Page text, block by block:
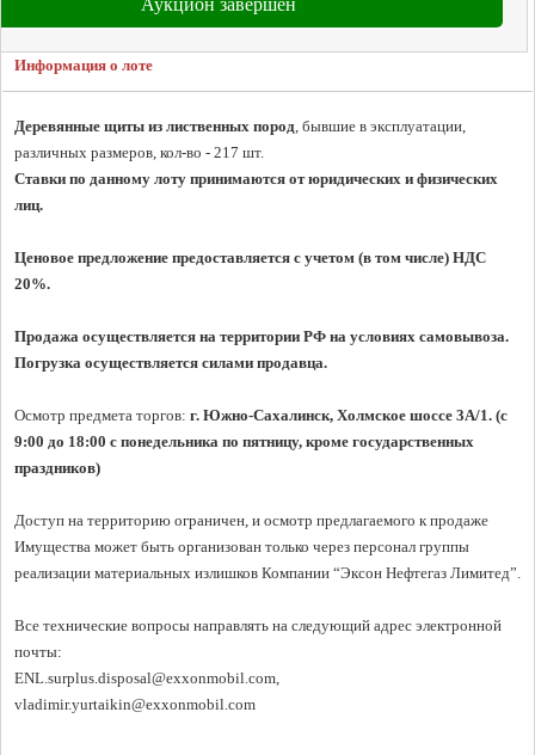
Аукцион завершен
Информация о лоте
Деревянные щиты из лиственных пород, бывшие в эксплуатации,
Ставки по данному лоту принимаются от юридических и физических
лиц.
Ценовое предложение предоставляется с учетом (в том числе) НДС
20%.
Продажа осуществляется на территории РФ на условиях самовывоза.
Погрузка осуществляется силами продавца.
Осмотр предмета торгов: г. Южно-Сахалинск, Холмское шоссе 3А/1. (с
9:00 до 18:00 с понедельника по пятницу, кроме государственных
праздников)
Доступ на территорию ограничен, и осмотр предлагаемого к продаже
Имущества может быть организован только через персонал группы
реализации материальных излишков Компании “Эксон Нефтегаз Лимитед”.
Все технические вопросы направлять на следующий адрес электронной
почты:
ENL.surplus.disposal@exxonmobil.com,
vladimir.yurtaikin@exxonmobil.com